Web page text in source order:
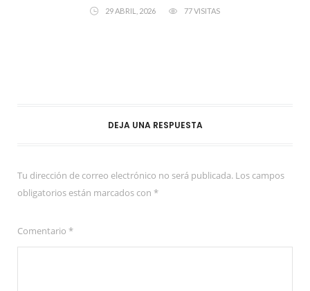
29 ABRIL, 2026 77 VISITAS
DEJA UNA RESPUESTA
Tu dirección de correo electrónico no será publicada. Los campos
obligatorios están marcados con *
Comentario *